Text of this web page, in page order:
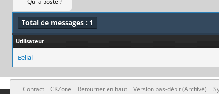
Total de messages : 1
Utilisateur
Belial
Contact CKZone Retourner en haut Version bas-débit (Archivé)